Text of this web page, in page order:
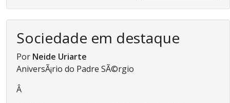
Sociedade em destaque
Por Neide Uriarte
AniversÃ¡rio do Padre SÃ©rgio
Â